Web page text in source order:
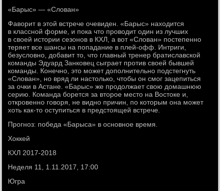
«Барыс» — «Слован»
Фаворит в этой встрече очевиден. «Барыс» находится
в классной форме, и пока что проводит один из лучших
в своей истории сезонов в КХЛ, а вот «Слован» постепенно
теряет все шансы на попадание в плей-офф. Интриги,
безусловно, добавит то, что главный тренер братиславской
команды Эдуард Занковец сыграет против своей бывшей
команды. Конечно, это может дополнительно подстегнуть
«Слован», но вряд ли настолько, чтобы он смог зацепиться
за очки в Астане. «Барыс» же продолжает свою домашнюю
серию. Команда борется за второе место на Востоке и,
откровенно говоря, не видно причин, по которым она может
хоть как-то оступиться в предстоящей встрече.
Прогноз: победа «Барыса» в основное время.
Хоккей
КХЛ 2017-2018
Неделя 11, 1.11.2017, 17:00
Югра